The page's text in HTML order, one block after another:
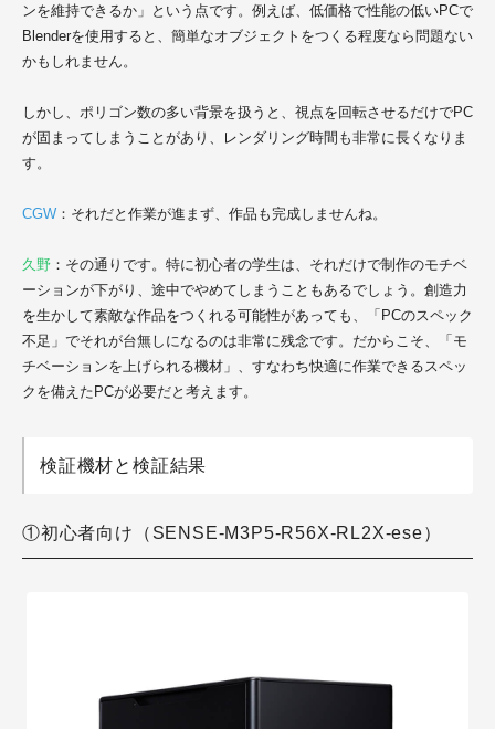
ンを維持できるか」という点です。例えば、低価格で性能の低いPCで
Blenderを使用すると、簡単なオブジェクトをつくる程度なら問題ない
かもしれません。
しかし、ポリゴン数の多い背景を扱うと、視点を回転させるだけでPC
が固まってしまうことがあり、レンダリング時間も非常に長くなりま
す。
CGW ：それだと作業が進まず、作品も完成しませんね。
久野 ：その通りです。特に初心者の学生は、それだけで制作のモチベ
ーションが下がり、途中でやめてしまうこともあるでしょう。創造力
を生かして素敵な作品をつくれる可能性があっても、「PCのスペック
不足」でそれが台無しになるのは非常に残念です。だからこそ、「モ
チベーションを上げられる機材」、すなわち快適に作業できるスペッ
クを備えたPCが必要だと考えます。
検証機材と検証結果
①初心者向け（SENSE-M3P5-R56X-RL2X-ese）